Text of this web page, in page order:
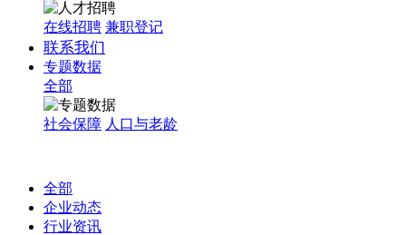
在线招聘 兼职登记
联系我们
专题数据
全部
社会保障 人口与老龄
全部
企业动态
行业资讯